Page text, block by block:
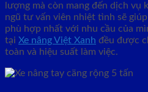
lượng mà còn mang đến dịch
ngũ tư vấn viên nhiệt tình sẽ
phù hợp nhất với nhu cầu của
tại Xe nâng Việt Xanh đều được
toàn và hiệu suất làm việc.